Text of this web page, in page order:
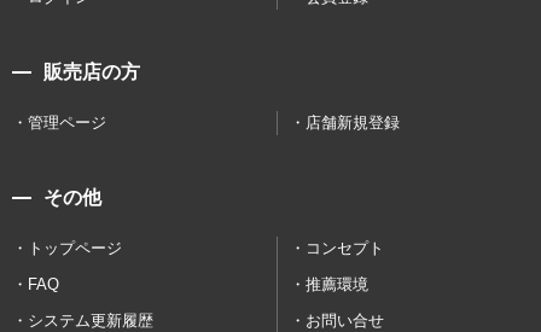
販売店の方
管理ページ 店舗新規登録
その他
トップページ
コンセプト
FAQ
推薦環境
システム更新履歴
お問い合せ